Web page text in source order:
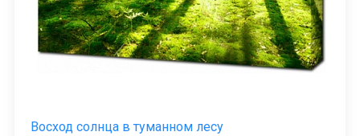
Восход солнца в туманном лесу